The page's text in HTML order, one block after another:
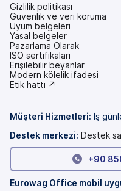
Gizlilik politikası
Güvenlik ve veri koruma
Uyum belgeleri
Yasal belgeler
Pazarlama Olarak
ISO sertifikaları
Erişilebilir beyanlar
(yeni
bir
Modern kölelik ifadesi
(yeni
Etik hattı ↗
Müşteri Hizmetleri: İş
Destek merkezi: Destek
+90
Eurowag Office mobil